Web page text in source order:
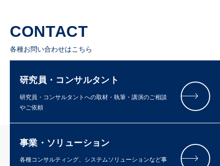
CONTACT
各種お問い合わせはこちら
研究員・コンサルタント
研究員・コンサルタントへの取材・執筆・講演のご相談
やご依頼
事業・ソリューション
各種コンサルティング、システムソリューションなど事